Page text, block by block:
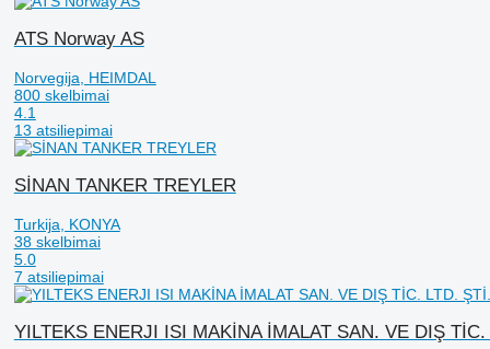
ATS Norway AS
Norvegija, HEIMDAL
800 skelbimai
4.1
13 atsiliepimai
SİNAN TANKER TREYLER
Turkija, KONYA
38 skelbimai
5.0
7 atsiliepimai
YILTEKS ENERJI ISI MAKİNA İMALAT SAN. VE DIŞ